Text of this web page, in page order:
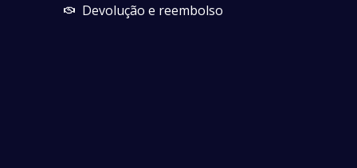
Devolução e reembolso